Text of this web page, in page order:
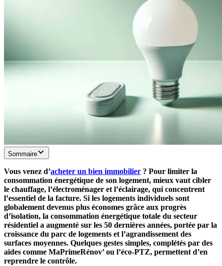
Sommaire
Vous venez d’acheter un bien immobilier ? Pour limiter la
consommation énergétique de son logement, mieux vaut cibler
le chauffage, l’électroménager et l’éclairage, qui concentrent
l’essentiel de la facture. Si les logements individuels sont
globalement devenus plus économes grâce aux progrès
d’isolation, la consommation énergétique totale du secteur
résidentiel a augmenté sur les 50 dernières années, portée par la
croissance du parc de logements et l’agrandissement des
surfaces moyennes. Quelques gestes simples, complétés par des
aides comme MaPrimeRénov’ ou l’éco-PTZ, permettent d’en
reprendre le contrôle.